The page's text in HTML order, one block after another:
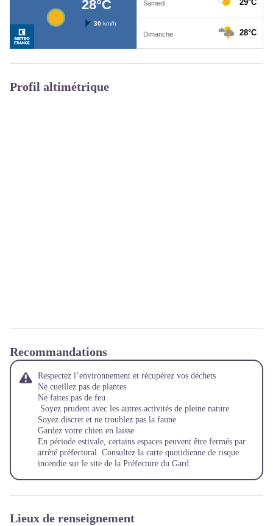
Profil altimétrique
Recommandations
Respectez l’environnement et récupérez vos déchets
Ne cueillez pas de plantes
Ne faites pas de feu
Soyez prudent avec les autres activités de pleine nature
Soyez discret et ne troublez pas la faune
Gardez votre chien en laisse
En période estivale, certains espaces peuvent être fermés par
arrêté préfectoral. Consultez la carte quotidienne de risque
incendie sur le site de la Préfecture du Gard.
Lieux de renseignement